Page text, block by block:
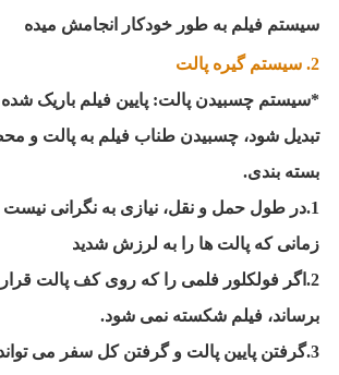
سیستم فیلم به طور خودکار انجامش میده
2. سیستم گیره پالت
*سیستم چسبیدن پالت: پایین فیلم باریک شده
تبدیل شود، چسبیدن طناب فیلم به پالت و
بسته بندی.
1.در طول حمل و نقل، نیازی به نگرانی
زمانی که پالت ها را به لرزش شدید
2.اگر فولکلور فلمی را که روی کف پالت
برساند، فیلم شکسته نمی شود.
3.گرفتن پایین پالت و گرفتن کل سفر می